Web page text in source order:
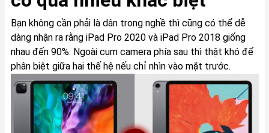
Bạn không cần phải là dân trong nghề thì cũng có thể dễ
dàng nhận ra rằng iPad Pro 2020 và iPad Pro 2018 giống
nhau đến 90%. Ngoài cụm camera phía sau thì thật khó để
phân biệt giữa hai thế hệ nếu chỉ nhìn vào mặt trước.